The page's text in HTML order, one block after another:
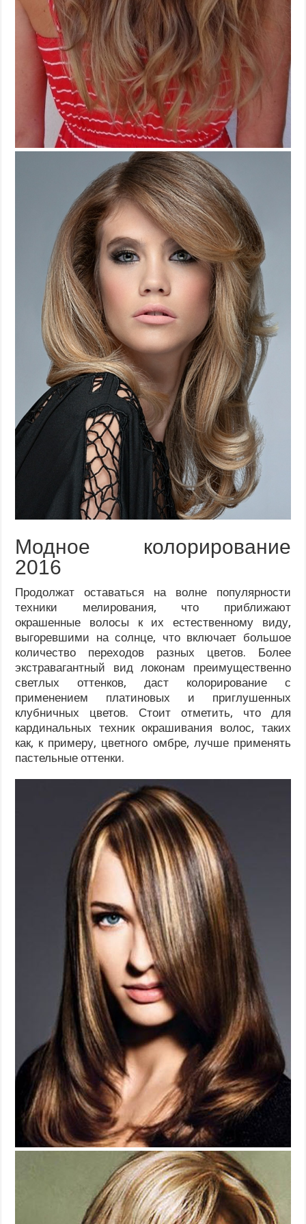
Модное колорирование
2016
Продолжат оставаться на волне популярности
техники мелирования, что приближают
окрашенные волосы к их естественному виду,
выгоревшими на солнце, что включает большое
количество переходов разных цветов. Более
экстравагантный вид локонам преимущественно
светлых оттенков, даст колорирование с
применением платиновых и приглушенных
клубничных цветов. Стоит отметить, что для
кардинальных техник окрашивания волос, таких
как, к примеру, цветного омбре, лучше применять
пастельные оттенки.